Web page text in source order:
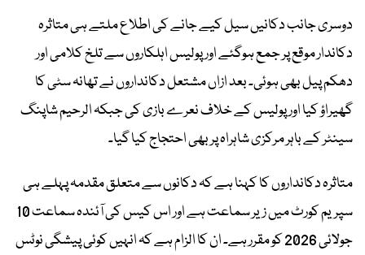
دوسری جانب دکانیں سیل کیے جانے کی اطلاع ملتے ہی متاثرہ
دکاندار موقع پر جمع ہوگئے اور پولیس اہلکاروں سے تلخ کلامی اور
دھکم پیل بھی ہوئی۔ بعد ازاں مشتعل دکانداروں نے تھانہ سٹی کا
گھیراؤ کیا اور پولیس کے خلاف نعرے بازی کی جبکہ الرحیم شاپنگ
سینٹر کے باہر مرکزی شاہراہ پر بھی احتجاج کیا گیا۔
متاثرہ دکانداروں کا کہنا ہے کہ دکانوں سے متعلق مقدمہ پہلے ہی
سپریم کورٹ میں زیر سماعت ہے اور اس کیس کی آئندہ سماعت 10
جولائی 2026 کو مقرر ہے۔ ان کا الزام ہے کہ انہیں کوئی پیشگی نوٹس